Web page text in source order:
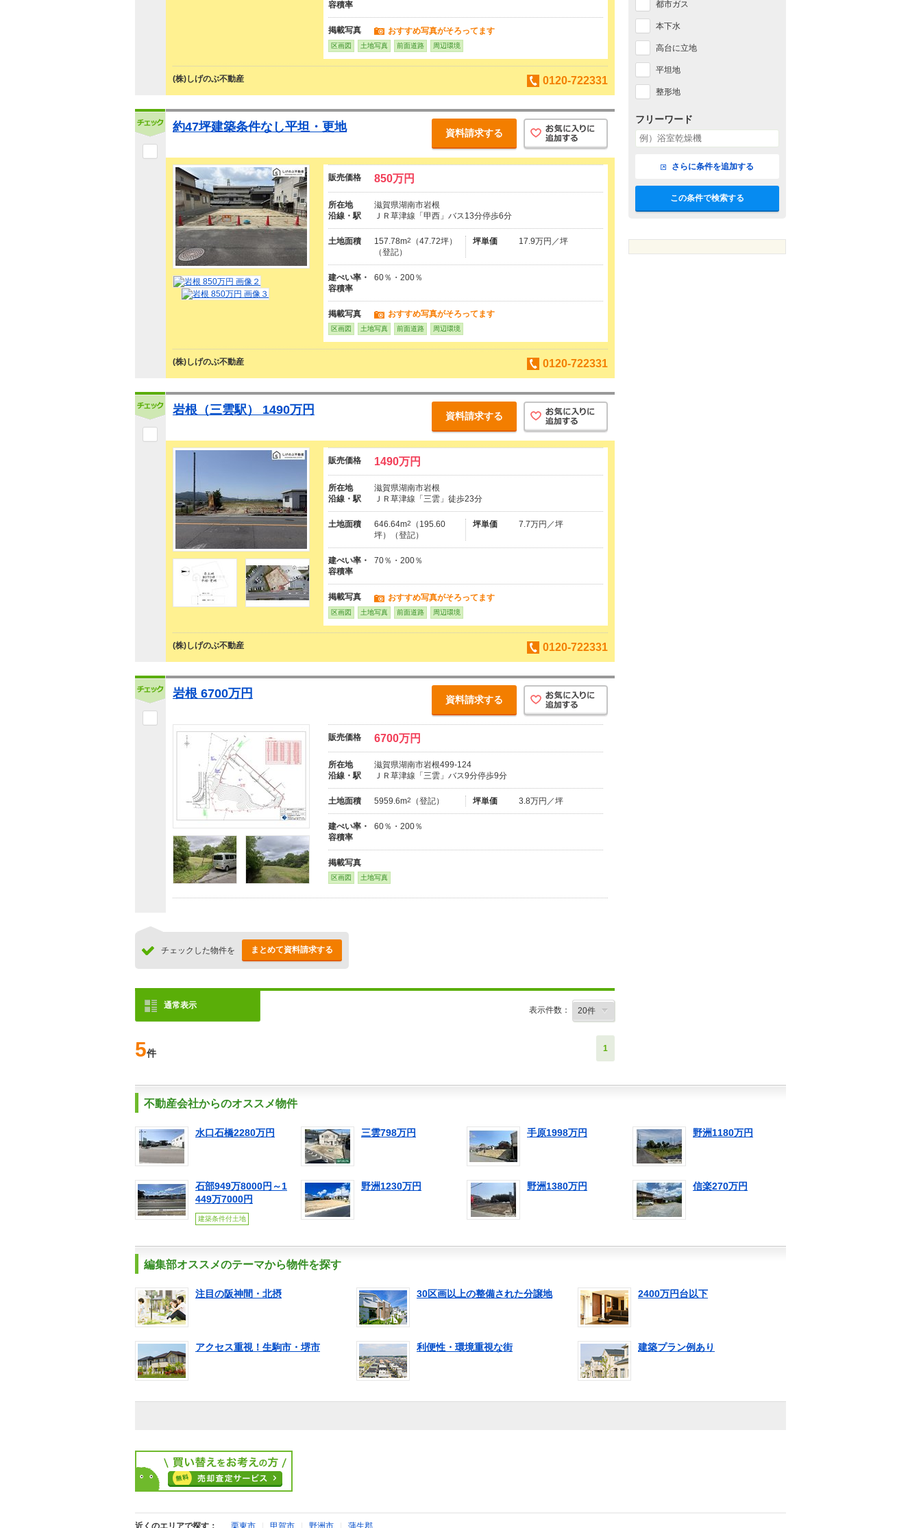
容積率
掲載写真 おすすめ写真がそろってます
区画図 土地写真 前面道路 周辺環境
(株)しげのぶ不動産 0120-722331
約47坪建築条件なし平坦・更地 資料請求する
販売価格 850万円
所在地
滋賀県湖南市岩根
沿線・駅
ＪＲ草津線「甲西」バス13分停歩6分
土地面積 157.78m2
（47.72坪）
（登記）
坪単価 17.9万円／坪
建ぺい率・
容積率
60％・200％
掲載写真 おすすめ写真がそろってます
区画図 土地写真 前面道路 周辺環境
(株)しげのぶ不動産 0120-722331
岩根（三雲駅） 1490万円 資料請求する
販売価格 1490万円
所在地
滋賀県湖南市岩根
沿線・駅
ＪＲ草津線「三雲」徒歩23分
土地面積 646.64m2
（195.60
坪）（登記）
坪単価 7.7万円／坪
建ぺい率・
容積率
70％・200％
掲載写真 おすすめ写真がそろってます
区画図 土地写真 前面道路 周辺環境
(株)しげのぶ不動産 0120-722331
岩根 6700万円 資料請求する
販売価格 6700万円
所在地
滋賀県湖南市岩根499-124
沿線・駅
ＪＲ草津線「三雲」バス9分停歩9分
土地面積 5959.6m2 （登記） 坪単価 3.8万円／坪
建ぺい率・
容積率
60％・200％
掲載写真
区画図 土地写真
チェックした物件を まとめて資料請求する
通常表示 表示件数：
5件 1
都市ガス
本下水
高台に立地
平坦地
整形地
フリーワード
さらに条件を追加する
この条件で検索する
不動産会社からのオススメ物件
水口石橋2280万円 三雲798万円 手原1998万円 野洲1180万円
石部949万8000円～1
449万7000円
建築条件付土地
野洲1230万円 野洲1380万円 信楽270万円
編集部オススメのテーマから物件を探す
注目の阪神間・北摂 30区画以上の整備された分譲地 2400万円台以下
アクセス重視！生駒市・堺市 利便性・環境重視な街 建築プラン例あり